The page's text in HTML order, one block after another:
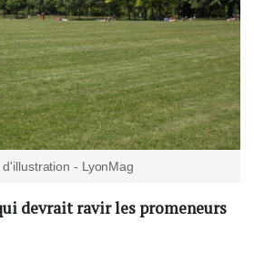
d'illustration - LyonMag
devrait ravir les promeneurs